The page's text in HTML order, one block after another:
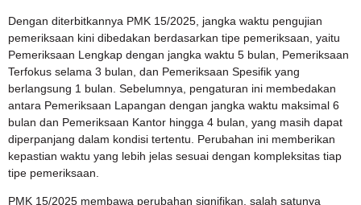
Dengan diterbitkannya PMK 15/2025, jangka waktu pengujian
pemeriksaan kini dibedakan berdasarkan tipe pemeriksaan, yaitu
Pemeriksaan Lengkap dengan jangka waktu 5 bulan, Pemeriksaan
Terfokus selama 3 bulan, dan Pemeriksaan Spesifik yang
berlangsung 1 bulan. Sebelumnya, pengaturan ini membedakan
antara Pemeriksaan Lapangan dengan jangka waktu maksimal 6
bulan dan Pemeriksaan Kantor hingga 4 bulan, yang masih dapat
diperpanjang dalam kondisi tertentu. Perubahan ini memberikan
kepastian waktu yang lebih jelas sesuai dengan kompleksitas tiap
tipe pemeriksaan.
PMK 15/2025 membawa perubahan signifikan, salah satunya